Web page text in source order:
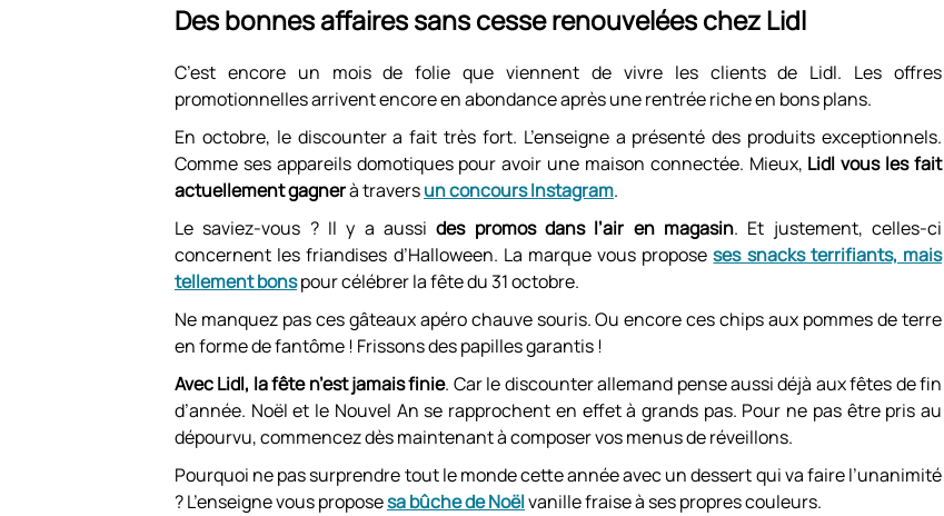
Des bonnes affaires sans cesse renouvelées chez Lidl
C’est encore un mois de folie que viennent de vivre les clients de Lidl. Les offres
promotionnelles arrivent encore en abondance après une rentrée riche en bons plans.
En octobre, le discounter a fait très fort. L’enseigne a présenté des produits exceptionnels.
Comme ses appareils domotiques pour avoir une maison connectée. Mieux, Lidl vous les fait
actuellement gagnerà traversun concours Instagram.
Le saviez-vous ? Il y a aussides promos dans l’air en magasin. Et justement, celles-ci
concernent les friandises d’Halloween. La marque vous proposeses snacks terrifiants, mais
tellement bonspour célébrer la fête du 31 octobre.
Ne manquez pas ces gâteaux apéro chauve souris. Ou encore ces chips aux pommes de terre
en forme de fantôme ! Frissons des papilles garantis !
Avec Lidl, la fête n’est jamais finie. Car le discounter allemand pense aussi déjà aux fêtes de fin
d’année. Noël et le Nouvel An se rapprochent en effet à grands pas. Pour ne pas être pris au
dépourvu, commencez dès maintenant à composer vos menus de réveillons.
Pourquoi ne pas surprendre tout le monde cette année avec un dessert qui va faire l’unanimité
? L’enseigne vous proposesa bûche de Noëlvanille fraise à ses propres couleurs.